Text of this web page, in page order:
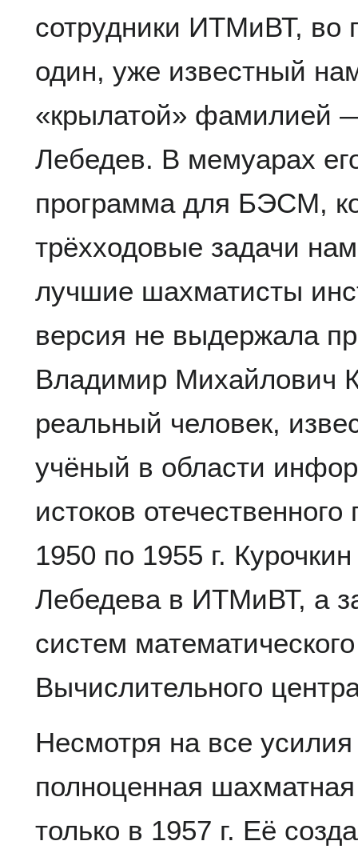
сотрудники ИТМиВТ, во
один, уже известный
«крылатой» фамилией
Лебедев. В мемуарах
программа для БЭСМ,
трёхходовые задачи
лучшие шахматисты
версия не выдержала
Владимир Михайлович
реальный человек,
учёный в области
истоков
1950 по 1955 г.
Лебедева в ИТМиВТ, а
систем
Вычислительного
Несмотря на все
полноценная
только в 1957 г. Её